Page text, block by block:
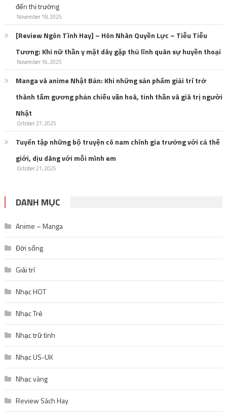
đến thị trường
November 18, 2025
[Review Ngôn Tình Hay] – Hôn Nhân Quyền Lực – Tiễu Tiễu
Tương: Khi nữ thần y mặt dày gặp thủ lĩnh quân sự huyền thoại
November 16, 2025
Manga và anime Nhật Bản: Khi những sản phẩm giải trí trở
thành tấm gương phản chiếu văn hoá, tinh thần và giá trị người
Nhật
October 27, 2025
Tuyển tập những bộ truyện có nam chính gia trưởng với cả thế
giới, dịu dàng với mỗi mình em
October 21, 2025
DANH MỤC
Anime – Manga
Đời sống
Giải trí
Nhạc HOT
Nhạc Trẻ
Nhạc trữ tình
Nhạc US-UK
Nhạc vàng
Review Sách Hay